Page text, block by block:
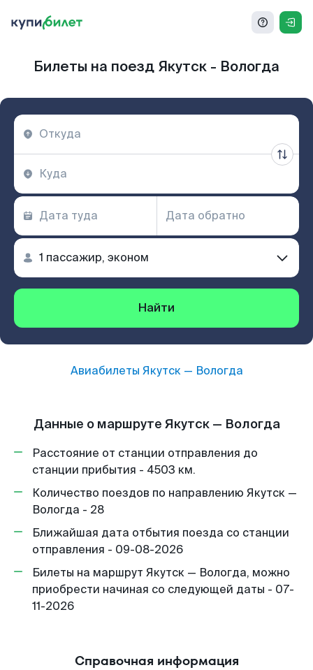
Билеты на поезд Якутск - Вологда
Найти
Авиабилеты Якутск— Вологда
Данные о маршруте Якутск — Вологда
Расстояние от станции отправления до
станции прибытия - 4503 км.
Количество поездов по направлению Якутск —
Вологда - 28
Ближайшая дата отбытия поезда со станции
отправления - 09-08-2026
Билеты на маршрут Якутск — Вологда, можно
приобрести начиная со следующей даты - 07-
11-2026
Справочная информация